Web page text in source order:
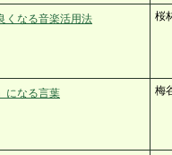
くなる音楽活用法 桜
になる言葉 梅